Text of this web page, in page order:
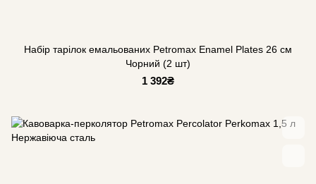
Набір тарілок емальованих Petromax Enamel Plates 26 см
Чорний (2 шт)
1 392₴